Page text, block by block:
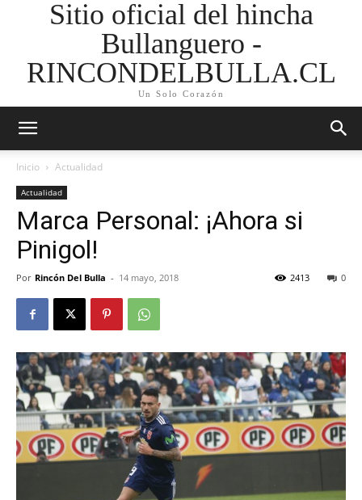
Sitio oficial del hincha
Bullanguero -
RINCONDELBULLA.CL
Un Solo Corazón
Inicio Actualidad
Actualidad
Marca Personal: ¡Ahora si
Pinigol!
Por Rincón Del Bulla - 14 mayo, 2018 0
2413